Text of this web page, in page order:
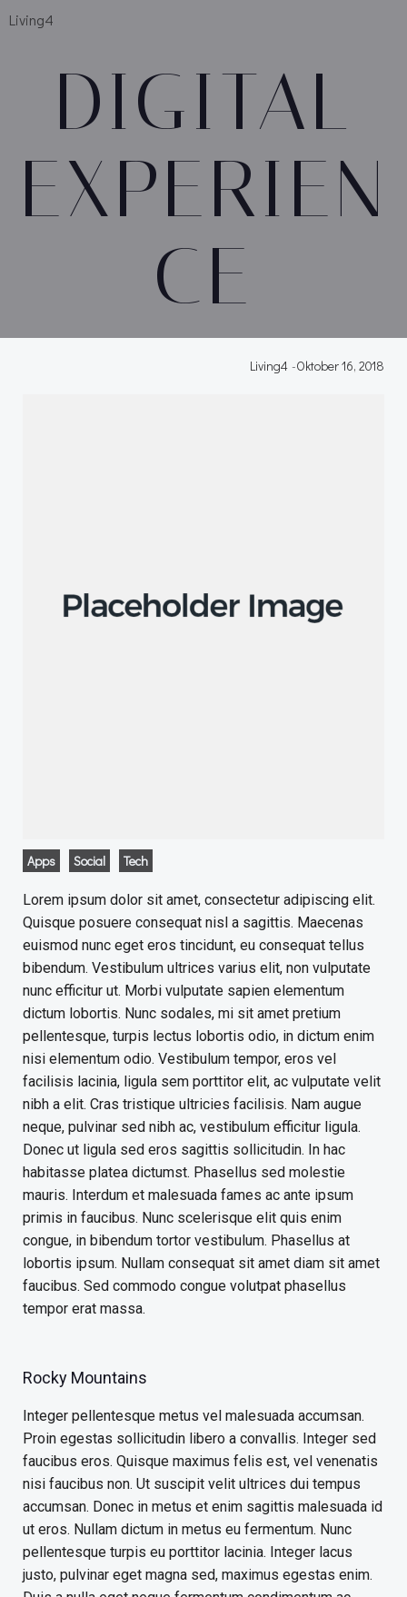
Living4
DIGITAL
EXPERIEN
CE
Living4 -Oktober 16, 2018
Apps Social Tech
Lorem ipsum dolor sit amet, consectetur adipiscing elit.
Quisque posuere consequat nisl a sagittis. Maecenas
euismod nunc eget eros tincidunt, eu consequat tellus
bibendum. Vestibulum ultrices varius elit, non vulputate
nunc efficitur ut. Morbi vulputate sapien elementum
dictum lobortis. Nunc sodales, mi sit amet pretium
pellentesque, turpis lectus lobortis odio, in dictum enim
nisi elementum odio. Vestibulum tempor, eros vel
facilisis lacinia, ligula sem porttitor elit, ac vulputate velit
nibh a elit. Cras tristique ultricies facilisis. Nam augue
neque, pulvinar sed nibh ac, vestibulum efficitur ligula.
Donec ut ligula sed eros sagittis sollicitudin. In hac
habitasse platea dictumst. Phasellus sed molestie
mauris. Interdum et malesuada fames ac ante ipsum
primis in faucibus. Nunc scelerisque elit quis enim
congue, in bibendum tortor vestibulum. Phasellus at
lobortis ipsum. Nullam consequat sit amet diam sit amet
faucibus. Sed commodo congue volutpat phasellus
tempor erat massa.
Rocky Mountains
Integer pellentesque metus vel malesuada accumsan.
Proin egestas sollicitudin libero a convallis. Integer sed
faucibus eros. Quisque maximus felis est, vel venenatis
nisi faucibus non. Ut suscipit velit ultrices dui tempus
accumsan. Donec in metus et enim sagittis malesuada id
ut eros. Nullam dictum in metus eu fermentum. Nunc
pellentesque turpis eu porttitor lacinia. Integer lacus
justo, pulvinar eget magna sed, maximus egestas enim.